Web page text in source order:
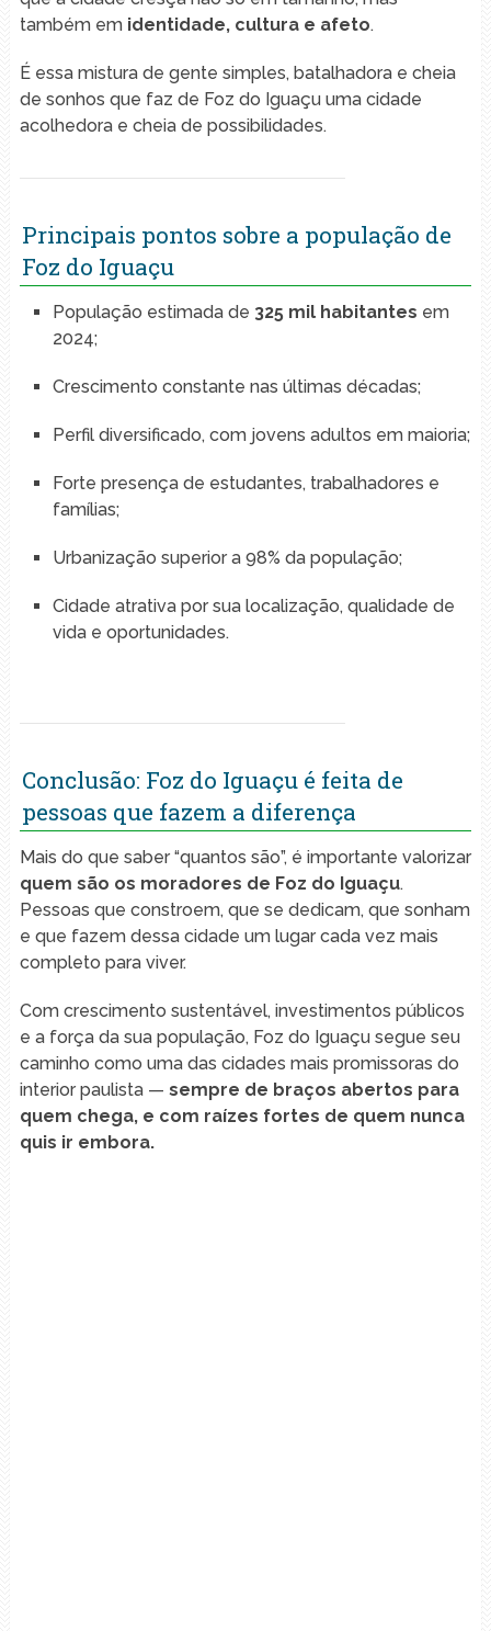
também em identidade, cultura e afeto.
É essa mistura de gente simples, batalhadora e cheia
de sonhos que faz de Foz do Iguaçu uma cidade
acolhedora e cheia de possibilidades.
Principais pontos sobre a população de
Foz do Iguaçu
População estimada de 325 mil habitantes em
2024;
Crescimento constante nas últimas décadas;
Perfil diversificado, com jovens adultos em maioria;
Forte presença de estudantes, trabalhadores e
famílias;
Urbanização superior a 98% da população;
Cidade atrativa por sua localização, qualidade de
vida e oportunidades.
Conclusão: Foz do Iguaçu é feita de
pessoas que fazem a diferença
Mais do que saber “quantos são”, é importante valorizar
quem são os moradores de Foz do Iguaçu.
Pessoas que constroem, que se dedicam, que sonham
e que fazem dessa cidade um lugar cada vez mais
completo para viver.
Com crescimento sustentável, investimentos públicos
e a força da sua população, Foz do Iguaçu segue seu
caminho como uma das cidades mais promissoras do
interior paulista — sempre de braços abertos para
quem chega, e com raízes fortes de quem nunca
quis ir embora.